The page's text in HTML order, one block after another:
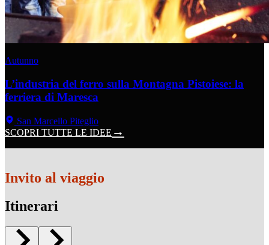
Autunno
L’industria del ferro sulla Montagna Pistoiese: la
ferriera di Maresca
San Marcello Piteglio
SCOPRI TUTTE LE IDEE
Invito al viaggio
Itinerari